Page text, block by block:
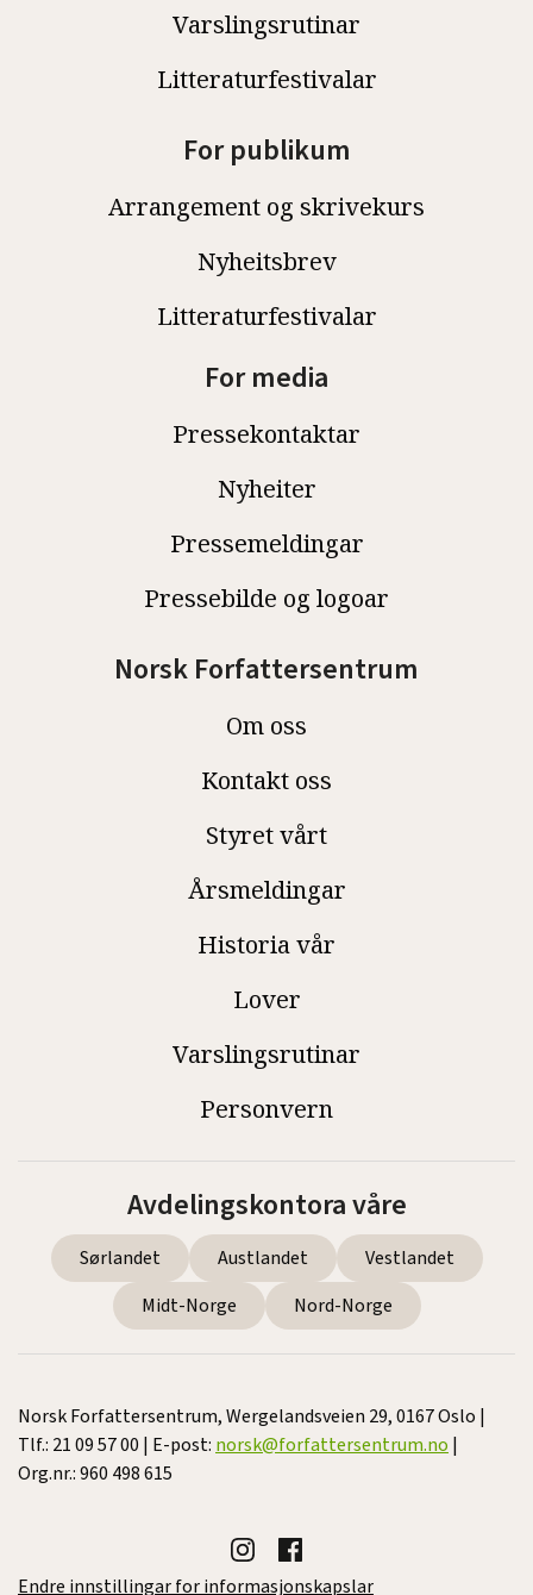
Varslingsrutinar
Litteraturfestivalar
For publikum
Arrangement og skrivekurs
Nyheitsbrev
Litteraturfestivalar
For media
Pressekontaktar
Nyheiter
Pressemeldingar
Pressebilde og logoar
Norsk Forfattersentrum
Om oss
Kontakt oss
Styret vårt
Årsmeldingar
Historia vår
Lover
Varslingsrutinar
Personvern
Avdelingskontora våre
Sørlandet Austlandet
Vestlandet
Midt-Norge
Nord-Norge
Norsk Forfattersentrum, Wergelandsveien 29, 0167 Oslo |
Tlf.: 21 09 57 00 | E-post: norsk@forfattersentrum.no |
Org.nr.: 960 498 615
Endre innstillingar for informasjonskapslar